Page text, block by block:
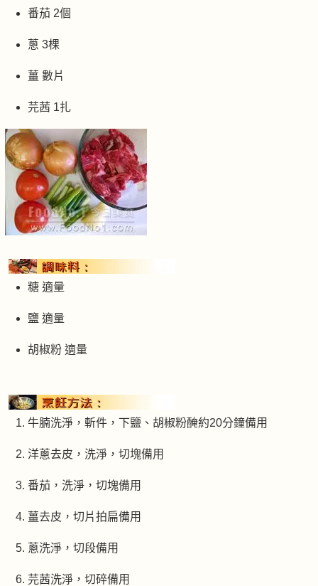
番茄 2個
蔥 3棵
薑 數片
芫茜 1扎
糖 適量
鹽 適量
胡椒粉 適量
牛腩洗淨，斬件，下鹽、胡椒粉醃約20分鐘備用
洋蔥去皮，洗淨，切塊備用
番茄，洗淨，切塊備用
薑去皮，切片拍扁備用
蔥洗淨，切段備用
芫茜洗淨，切碎備用